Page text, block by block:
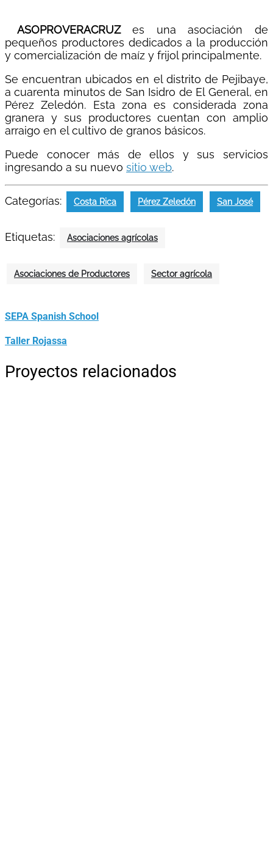
ASOPROVERACRUZes una asociación de
pequeños productores dedicados a la producción
y comercialización de maíz y frijol principalmente.
Se encuentran ubicados en el distrito de Pejibaye,
a cuarenta minutos de San Isidro de El General, en
Pérez Zeledón. Esta zona es considerada zona
granera y sus productores cuentan con amplio
arraigo en el cultivo de granos básicos.
Puede conocer más de ellos y sus servicios
ingresando a su nuevo sitio web.
Categorías: Costa Rica Pérez Zeledón San José
Etiquetas: Asociaciones agrícolas
Asociaciones de Productores Sector agrícola
SEPA Spanish School
Taller Rojassa
Proyectos relacionados